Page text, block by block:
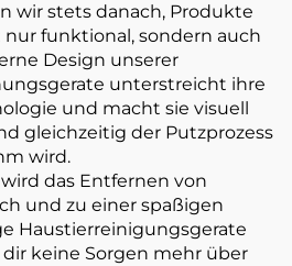
wir stets danach, Produkte
nur funktional, sondern auch
Design unserer
unterstreicht ihre
und macht sie visuell
gleichzeitig der Putzprozess
wird.
das Entfernen von
und zu einer spaßigen
Haustierreinigungsgerate
keine Sorgen mehr über